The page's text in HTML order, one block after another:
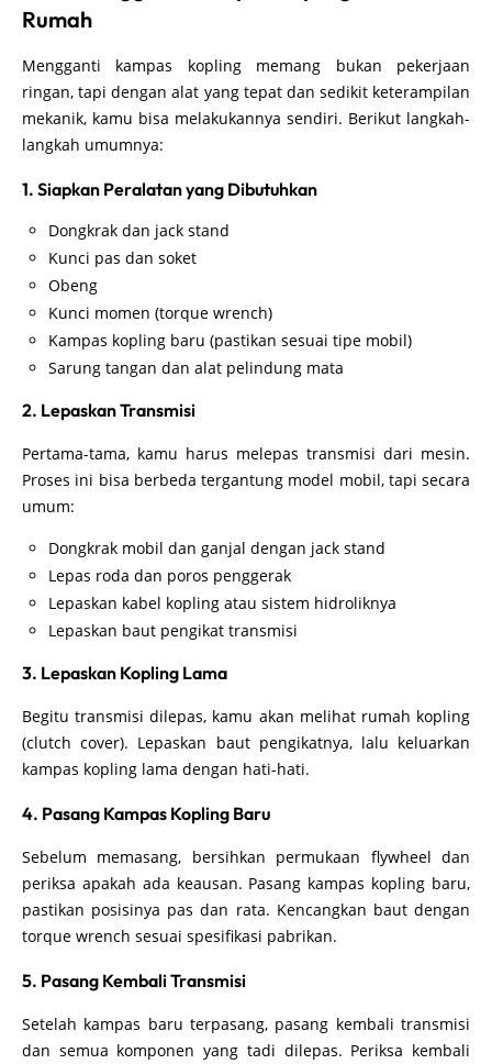
Rumah
Mengganti kampas kopling memang bukan pekerjaan
ringan, tapi dengan alat yang tepat dan sedikit keterampilan
mekanik, kamu bisa melakukannya sendiri. Berikut langkah-
langkah umumnya:
1. Siapkan Peralatan yang Dibutuhkan
Dongkrak dan jack stand
Kunci pas dan soket
Obeng
Kunci momen (torque wrench)
Kampas kopling baru (pastikan sesuai tipe mobil)
Sarung tangan dan alat pelindung mata
2. Lepaskan Transmisi
Pertama-tama, kamu harus melepas transmisi dari mesin.
Proses ini bisa berbeda tergantung model mobil, tapi secara
umum:
Dongkrak mobil dan ganjal dengan jack stand
Lepas roda dan poros penggerak
Lepaskan kabel kopling atau sistem hidroliknya
Lepaskan baut pengikat transmisi
3. Lepaskan Kopling Lama
Begitu transmisi dilepas, kamu akan melihat rumah kopling
(clutch cover). Lepaskan baut pengikatnya, lalu keluarkan
kampas kopling lama dengan hati-hati.
4. Pasang Kampas Kopling Baru
Sebelum memasang, bersihkan permukaan flywheel dan
periksa apakah ada keausan. Pasang kampas kopling baru,
pastikan posisinya pas dan rata. Kencangkan baut dengan
torque wrench sesuai spesifikasi pabrikan.
5. Pasang Kembali Transmisi
Setelah kampas baru terpasang, pasang kembali transmisi
dan semua komponen yang tadi dilepas. Periksa kembali